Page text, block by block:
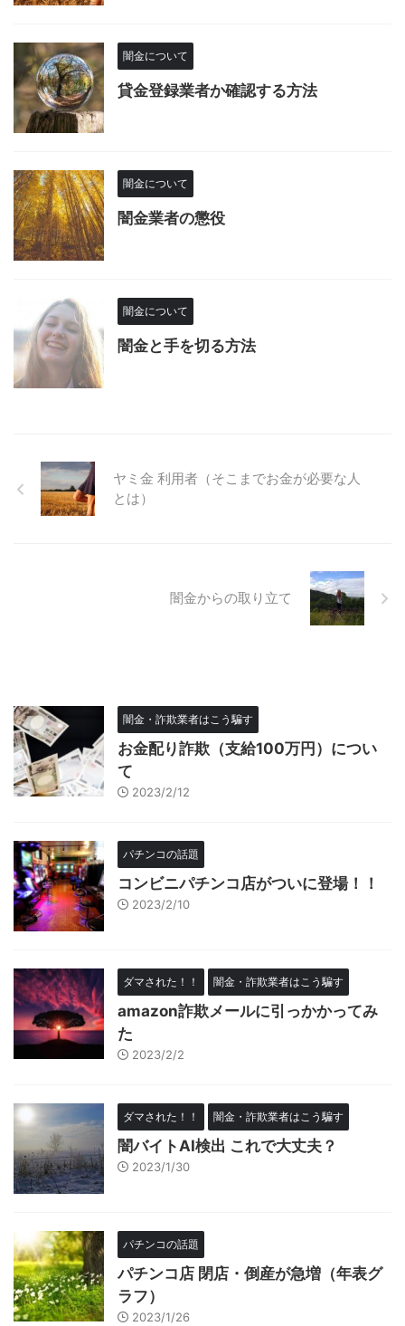
闇金について
貸金登録業者か確認する方法
闇金について
闇金業者の懲役
闇金について
闇金と手を切る方法
ヤミ金 利用者（そこまでお金が必要な人
とは）
闇金からの取り立て
闇金・詐欺業者はこう騙す
お金配り詐欺（支給100万円）につい
て
2023/2/12
パチンコの話題
コンビニパチンコ店がついに登場！！
2023/2/10
ダマされた！！ 闇金・詐欺業者はこう騙す
amazon詐欺メールに引っかかってみ
た
2023/2/2
ダマされた！！ 闇金・詐欺業者はこう騙す
闇バイトAI検出 これで大丈夫？
2023/1/30
パチンコの話題
パチンコ店 閉店・倒産が急増（年表グ
ラフ）
2023/1/26